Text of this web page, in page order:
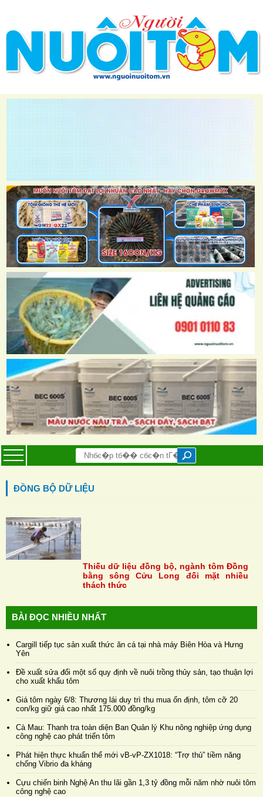
ĐỒNG BỘ DỮ LIỆU
Thiếu dữ liệu đồng bộ, ngành tôm Đồng
bằng sông Cửu Long đối mặt nhiều
thách thức
BÀI ĐỌC NHIỀU NHẤT
Cargill tiếp tục sản xuất thức ăn cá tại nhà máy Biên Hòa và Hưng
Yên
Đề xuất sửa đổi một số quy định về nuôi trồng thủy sản, tạo thuận lợi
cho xuất khẩu tôm
Giá tôm ngày 6/8: Thương lái duy trì thu mua ổn định, tôm cỡ 20
con/kg giữ giá cao nhất 175.000 đồng/kg
Cà Mau: Thanh tra toàn diện Ban Quản lý Khu nông nghiệp ứng dụng
công nghệ cao phát triển tôm
Phát hiện thực khuẩn thể mới vB-vP-ZX1018: “Trợ thủ” tiềm năng
chống Vibrio đa kháng
Cựu chiến binh Nghệ An thu lãi gần 1,3 tỷ đồng mỗi năm nhờ nuôi tôm
công nghệ cao